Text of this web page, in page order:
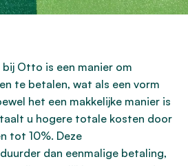
Otto is een manier om
te betalen, wat als een vorm
het een makkelijke manier is
u hogere totale kosten door
tot 10%. Deze
dan eenmalige betaling,